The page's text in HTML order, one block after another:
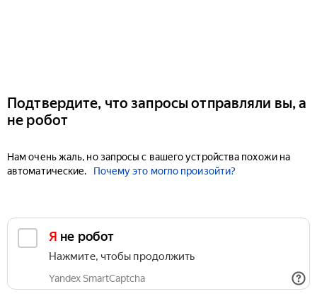
Подтвердите, что запросы отправляли вы, а
не робот
Нам очень жаль, но запросы с вашего устройства похожи на
автоматические.
Почему это могло произойти?
Я не робот
Нажмите, чтобы продолжить
Yandex SmartCaptcha